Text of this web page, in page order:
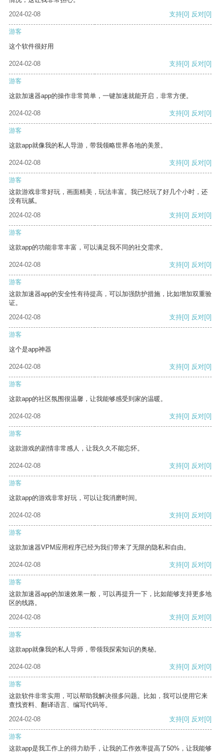
2024-02-08
支持[0] 反对[0]
游客
这个软件很好用
2024-02-08 支持[0] 反对[0]
游客
这款加速器app的操作非常简单，一键加速就能开启，非常方便。
2024-02-08 支持[0] 反对[0]
游客
这款app就像我的私人导游，带我领略世界各地的美景。
2024-02-08 支持[0] 反对[0]
游客
这款游戏非常好玩，画面精美，玩法丰富。我已经玩了好几个小时，还
没有玩腻。
2024-02-08
支持[0] 反对[0]
游客
这款app的功能非常丰富，可以满足我不同的社交需求。
2024-02-08 支持[0] 反对[0]
游客
这款加速器app的安全性有待提高，可以加强防护措施，比如增加双重验
证。
2024-02-08
支持[0] 反对[0]
游客
这个是app神器
2024-02-08 支持[0] 反对[0]
游客
这款app的社区氛围很温馨，让我能够感受到家的温暖。
2024-02-08 支持[0] 反对[0]
游客
这款游戏的剧情非常感人，让我久久不能忘怀。
2024-02-08 支持[0] 反对[0]
游客
这款app的游戏非常好玩，可以让我消磨时间。
2024-02-08 支持[0] 反对[0]
游客
这款加速器VPM应用程序已经为我们带来了无限的隐私和自由。
2024-02-08 支持[0] 反对[0]
游客
这款加速器app的加速效果一般，可以再提升一下，比如能够支持更多地
区的线路。
2024-02-08
支持[0] 反对[0]
游客
这款app就像我的私人导师，带领我探索知识的奥秘。
2024-02-08 支持[0] 反对[0]
游客
这款软件非常实用，可以帮助我解决很多问题。比如，我可以使用它来
查找资料、翻译语言、编写代码等。
2024-02-08
支持[0] 反对[0]
游客
这款app是我工作上的得力助手，让我的工作效率提高了50%，让我能够